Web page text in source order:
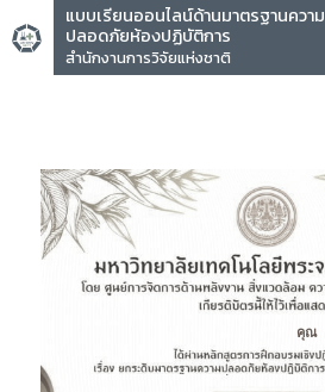
แบบเรียนออนไลน์ด้านมาตรฐานความ
ปลอดภัยห้องปฏิบัติการ
สำนักงานการวิจัยแห่งชาติ
คุณ